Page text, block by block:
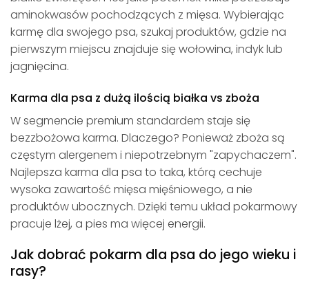
aminokwasów pochodzących z mięsa. Wybierając
karmę dla swojego psa, szukaj produktów, gdzie na
pierwszym miejscu znajduje się wołowina, indyk lub
jagnięcina.
Karma dla psa z dużą ilością białka vs zboża
W segmencie premium standardem staje się
bezzbożowa karma. Dlaczego? Ponieważ zboża są
częstym alergenem i niepotrzebnym "zapychaczem".
Najlepsza karma dla psa to taka, którą cechuje
wysoka zawartość mięsa mięśniowego, a nie
produktów ubocznych. Dzięki temu układ pokarmowy
pracuje lżej, a pies ma więcej energii.
Jak dobrać pokarm dla psa do jego wieku i
rasy?